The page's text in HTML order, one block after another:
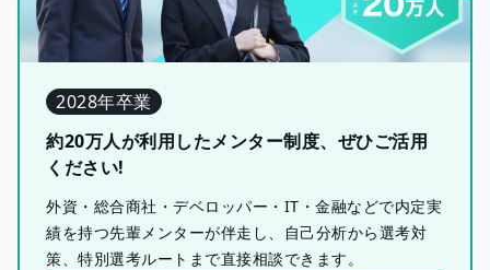
2028年卒業
約20万人が利用したメンター制度、ぜひご活用
ください!
外資・総合商社・デベロッパー・IT・金融などで内定実
績を持つ先輩メンターが伴走し、自己分析から選考対
策、特別選考ルートまで直接相談できます。